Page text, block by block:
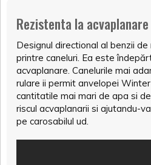
Rezistenta la acvaplanare
Designul directional al benzii
printre caneluri. Ea este
acvaplanare. Canelurile mai
rulare ii permit anvelopei
cantitatile mai mari de apa si
riscul acvaplanarii si ajutandu-
pe carosabilul ud.